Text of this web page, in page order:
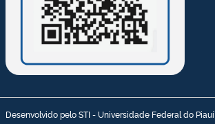
Desenvolvido pelo STI - Universidade Federal do Piauí